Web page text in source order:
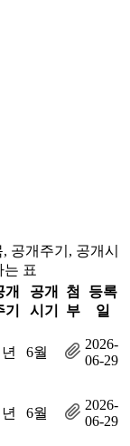
공개주기, 공개시
는 표
개
기
공개
시기
첨
부
등록
일
6월
2026-
06-29
6월
2026-
06-29